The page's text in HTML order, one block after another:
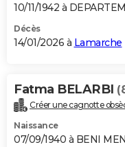
10/11/1942 à
Décès
14/01/2026 à Lamarche
Fatma BELARBI
Créer une cagnotte
Naissance
07/09/1940 à BENI